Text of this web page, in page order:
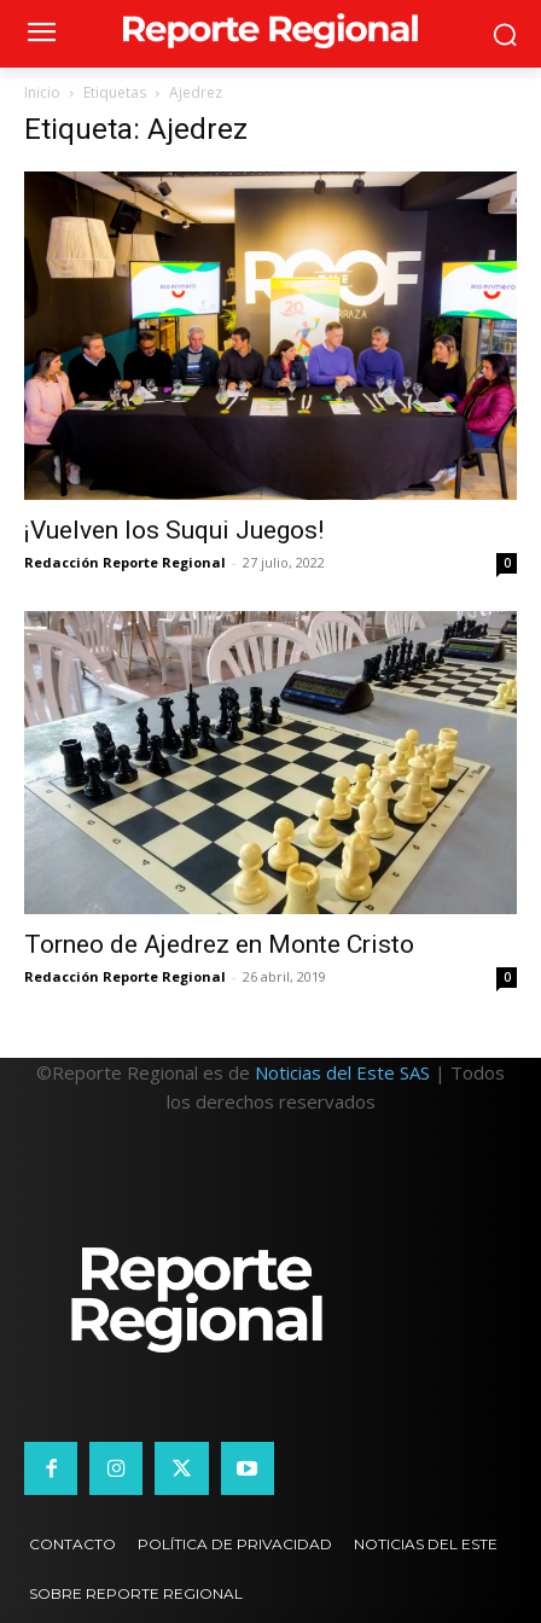
Inicio Etiquetas Ajedrez
Etiqueta: Ajedrez
¡Vuelven los Suqui Juegos!
Redacción Reporte Regional - 27 julio, 2022 0
Torneo de Ajedrez en Monte Cristo
Redacción Reporte Regional - 26 abril, 2019 0
©Reporte Regional es de Noticias del Este SAS | Todos
los derechos reservados
CONTACTO POLÍTICA DE PRIVACIDAD NOTICIAS DEL ESTE
SOBRE REPORTE REGIONAL